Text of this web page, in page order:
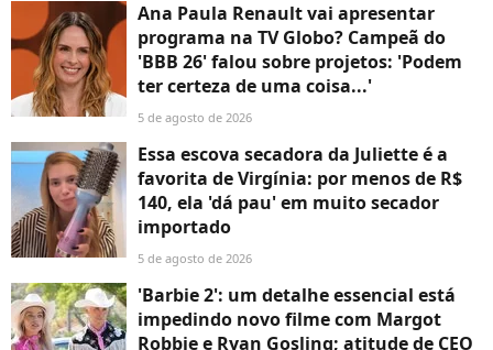
Ana Paula Renault vai apresentar
programa na TV Globo? Campeã do
'BBB 26' falou sobre projetos: 'Podem
ter certeza de uma coisa...'
5 de agosto de 2026
Essa escova secadora da Juliette é a
favorita de Virgínia: por menos de R$
140, ela 'dá pau' em muito secador
importado
5 de agosto de 2026
'Barbie 2': um detalhe essencial está
impedindo novo filme com Margot
Robbie e Ryan Gosling; atitude de CEO